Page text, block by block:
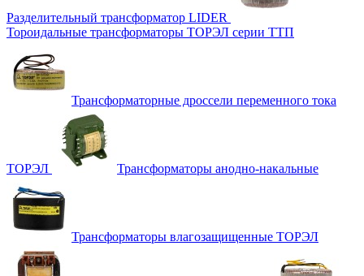
Разделительный трансформатор LIDER
Тороидальные трансформаторы ТОРЭЛ серии ТТП
Трансформаторные дроссели переменного тока
ТОРЭЛ Трансформаторы анодно-накальные
Трансформаторы влагозащищенные ТОРЭЛ